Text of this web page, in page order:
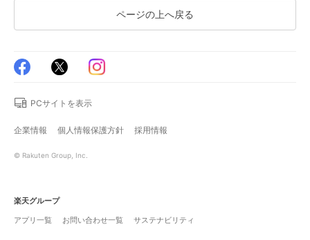
ページの上へ戻る
PCサイトを表示
企業情報 個人情報保護方針 採用情報
© Rakuten Group, Inc.
楽天グループ
アプリ一覧
お問い合わせ一覧 サステナビリティ